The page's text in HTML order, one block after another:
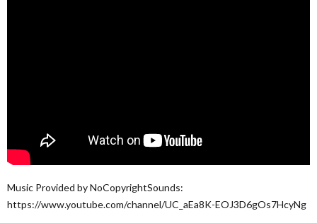
Music Provided by NoCopyrightSounds:
https://www.youtube.com/channel/UC_aEa8K-EOJ3D6gOs7HcyNg